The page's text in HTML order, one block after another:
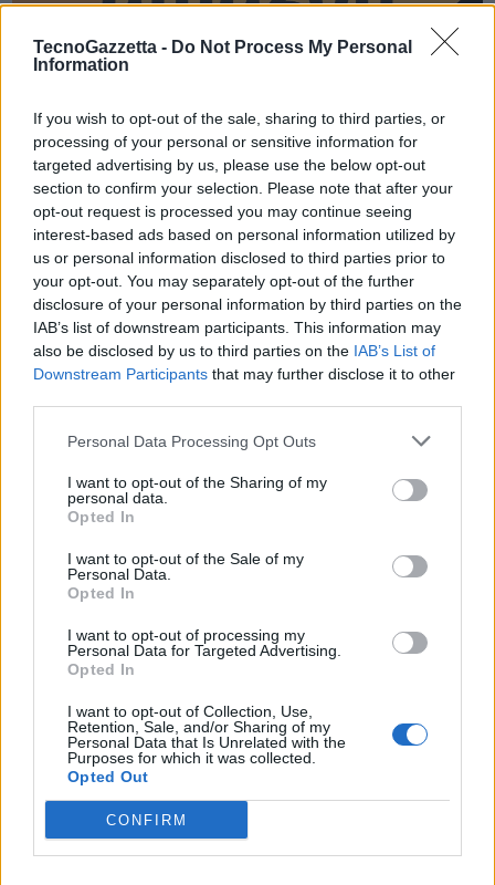
TecnoGazzetta - Do Not Process My Personal
Information
If you wish to opt-out of the sale, sharing to third parties, or
processing of your personal or sensitive information for
targeted advertising by us, please use the below opt-out
section to confirm your selection. Please note that after your
opt-out request is processed you may continue seeing
interest-based ads based on personal information utilized by
us or personal information disclosed to third parties prior to
your opt-out. You may separately opt-out of the further
disclosure of your personal information by third parties on the
IAB’s list of downstream participants. This information may
also be disclosed by us to third parties on the IAB’s List of
Downstream Participants that may further disclose it to other
Personal Data Processing Opt Outs
I want to opt-out of the Sharing of my
personal data.
Opted In
I want to opt-out of the Sale of my
Personal Data.
Opted In
I want to opt-out of processing my
Personal Data for Targeted Advertising.
Opted In
I want to opt-out of Collection, Use,
Retention, Sale, and/or Sharing of my
Personal Data that Is Unrelated with the
Purposes for which it was collected.
Opted Out
CONFIRM
TG SOCIAL
FacebookInstagram
X YouTubeLinkedIn
IFA 2026
GUIDA TV